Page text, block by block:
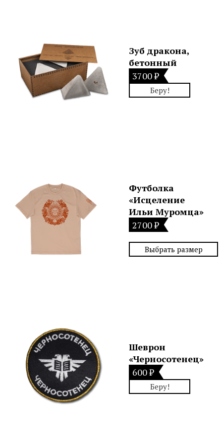
Зуб дракона,
бетонный
3700 ₽
Беру!
Футболка
«Исцеление
Ильи Муромца»
2700 ₽
Выбрать размер
Шеврон
«Черносотенец»
600 ₽
Беру!